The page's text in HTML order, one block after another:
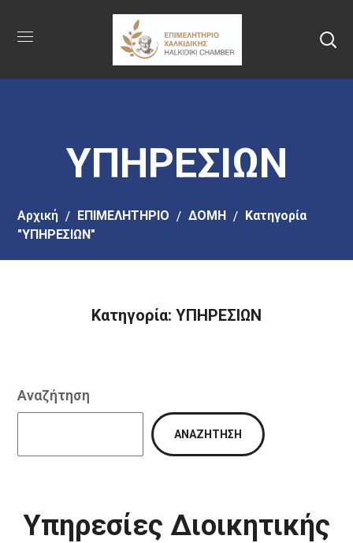
στο
περιεχόμενο
ΥΠΗΡΕΣΙΩΝ
Αρχική ΕΠΙΜΕΛΗΤΗΡΙΟ ΔΟΜΗ
Κατηγορία
"ΥΠΗΡΕΣΙΩΝ"
Κατηγορία: ΥΠΗΡΕΣΙΩΝ
Αναζήτηση
ΑΝΑΖΉΤΗΣΗ
Υπηρεσίες Διοικητικής